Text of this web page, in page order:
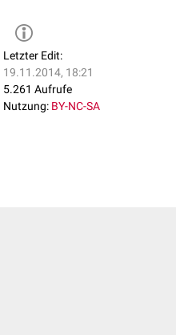
Letzter Edit:
19.11.2014, 18:21
5.261 Aufrufe
Nutzung: BY-NC-SA